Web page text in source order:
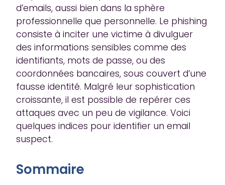
d’emails, aussi bien dans la sphère
professionnelle que personnelle. Le phishing
consiste à inciter une victime à divulguer
des informations sensibles comme des
identifiants, mots de passe, ou des
coordonnées bancaires, sous couvert d’une
fausse identité. Malgré leur sophistication
croissante, il est possible de repérer ces
attaques avec un peu de vigilance. Voici
quelques indices pour identifier un email
suspect.
Sommaire